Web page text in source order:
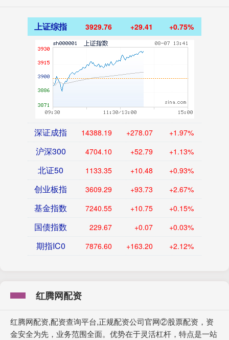
上证综指 3929.76 +29.41 +0.75%
深证成指 14388.19 +278.07 +1.97%
沪深300 4704.10 +52.79 +1.13%
北证50 1133.35 +10.48 +0.93%
创业板指 3609.29 +93.73 +2.67%
基金指数 7240.55 +10.75 +0.15%
国债指数 229.67 +0.07 +0.03%
期指IC0 7876.60 +163.20 +2.12%
红腾网配资
红腾网配资,配资查询平台,正规配资公司官网②股票配资，资
金安全为先，业务范围全面。优势在于灵活杠杆，特点是一站